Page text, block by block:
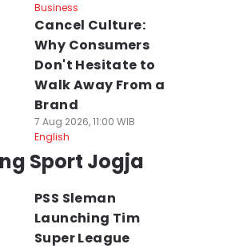
Business
Cancel Culture:
Why Consumers
Don't Hesitate to
Walk Away From a
Brand
7 Aug 2026, 11:00 WIB
English
Sport Jogja
PSS Sleman
Launching Tim
Super League